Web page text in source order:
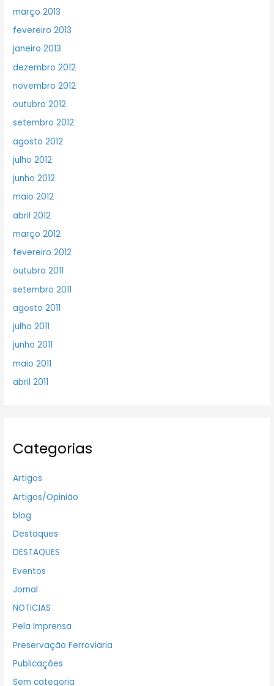
março 2013
fevereiro 2013
janeiro 2013
dezembro 2012
novembro 2012
outubro 2012
setembro 2012
agosto 2012
julho 2012
junho 2012
maio 2012
abril 2012
março 2012
fevereiro 2012
outubro 2011
setembro 2011
agosto 2011
julho 2011
junho 2011
maio 2011
abril 2011
Categorias
Artigos
Artigos/Opinião
blog
Destaques
DESTAQUES
Eventos
Jornal
NOTICIAS
Pela Imprensa
Preservação Ferroviaria
Publicações
Sem categoria